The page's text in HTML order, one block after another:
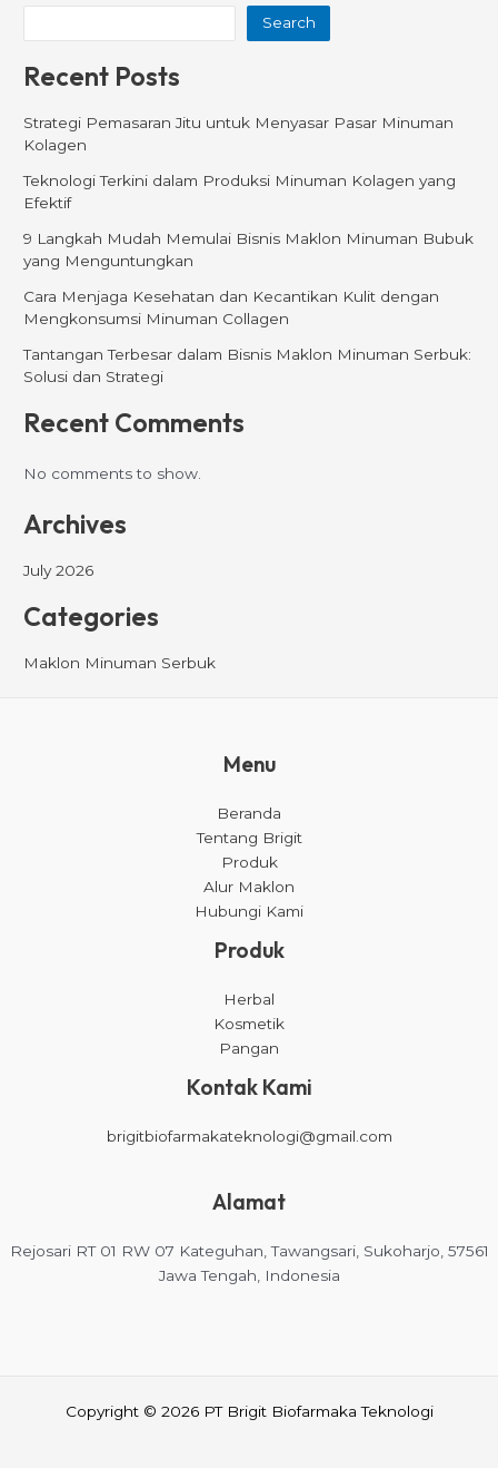
Search
Recent Posts
Strategi Pemasaran Jitu untuk Menyasar Pasar Minuman
Kolagen
Teknologi Terkini dalam Produksi Minuman Kolagen yang
Efektif
9 Langkah Mudah Memulai Bisnis Maklon Minuman Bubuk
yang Menguntungkan
Cara Menjaga Kesehatan dan Kecantikan Kulit dengan
Mengkonsumsi Minuman Collagen
Tantangan Terbesar dalam Bisnis Maklon Minuman Serbuk:
Solusi dan Strategi
Recent Comments
No comments to show.
Archives
July 2026
Categories
Maklon Minuman Serbuk
Menu
Beranda
Tentang Brigit
Produk
Alur Maklon
Hubungi Kami
Produk
Herbal
Kosmetik
Pangan
Kontak Kami
brigitbiofarmakateknologi@gmail.com
Alamat
Rejosari RT 01 RW 07 Kateguhan, Tawangsari, Sukoharjo, 57561
Jawa Tengah, Indonesia
Copyright © 2026 PT Brigit Biofarmaka Teknologi